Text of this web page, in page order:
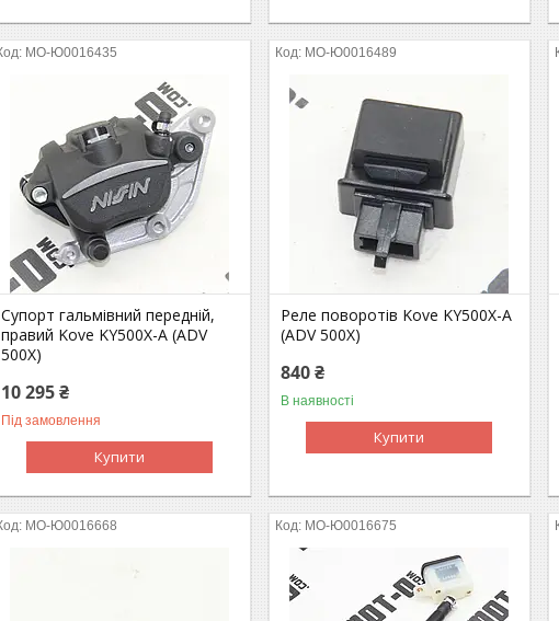
MO-Ю0016435
Супорт гальмівний передній,
правий Kove KY500X-A (ADV
500X)
10 295 ₴
Під замовлення
Купити
MO-Ю0016489
Реле поворотів Kove KY500X-A
(ADV 500X)
840 ₴
В наявності
Купити
MO-Ю0016668 MO-Ю0016675